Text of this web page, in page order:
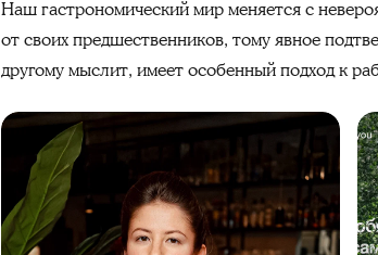
Наш гастрономический мир меняется с
от своих предшественников, тому явное
другому мыслит, имеет особенный подход к